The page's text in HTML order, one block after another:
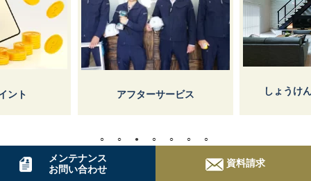
ビス しょうけん枚方マガジン スタ
メンテナンス
お問い合わせ
資料請求